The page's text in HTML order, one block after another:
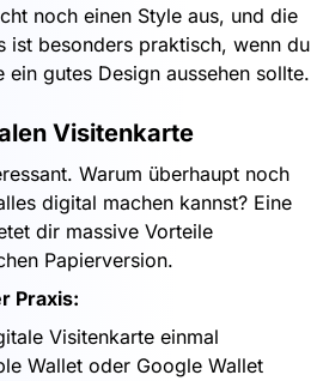
noch einen Style aus, und die
ist besonders praktisch, wenn du
ein gutes Design aussehen sollte.
Visitenkarte
Warum überhaupt noch
digital machen kannst? Eine
dir massive Vorteile
Papierversion.
Praxis:
Visitenkarte einmal
Wallet oder Google Wallet